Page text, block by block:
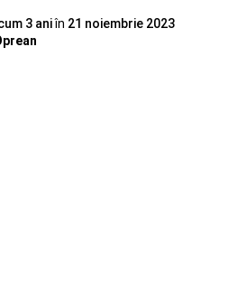
3 aniîn 21 noiembrie 2023